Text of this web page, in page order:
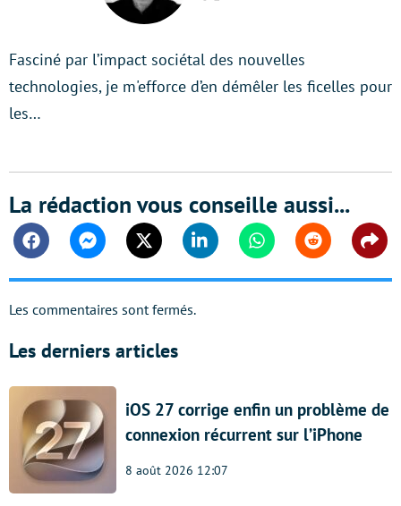
Fasciné par l’impact sociétal des nouvelles
technologies, je m'efforce d’en démêler les ficelles pour
les…
La rédaction vous conseille aussi...
FacebookMessengerTwitter Linkedin WhatsappReddit
Les commentaires sont fermés.
Les derniers articles
iOS 27 corrige enfin un problème de
connexion récurrent sur l’iPhone
8 août 2026 12:07